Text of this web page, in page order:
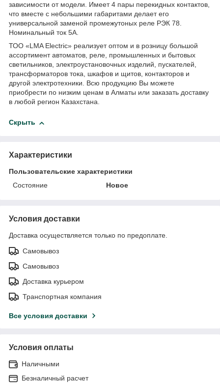
зависимости от модели. Имеет 4 пары перекидных контактов,
что вместе с небольшими габаритами делает его
универсальной заменой промежутоных реле РЭК 78.
Номинальный ток 5А.
ТОО «LMA Electric» реализует оптом и в розницу большой
ассортимент автоматов, реле, промышленных и бытовых
светильников, электроустановочных изделий, пускателей,
трансформаторов тока, шкафов и щитов, контакторов и
другой электротехники. Всю продукцию Вы можете
приобрести по низким ценам в Алматы или заказать доставку
в любой регион Казахстана.
Скрыть
Характеристики
Пользовательские характеристики
Состояние
Новое
Условия доставки
Доставка осуществляется только по предоплате.
Самовывоз
Самовывоз
Доставка курьером
Транспортная компания
Все условия доставки
Условия оплаты
Наличными
Безналичный расчет